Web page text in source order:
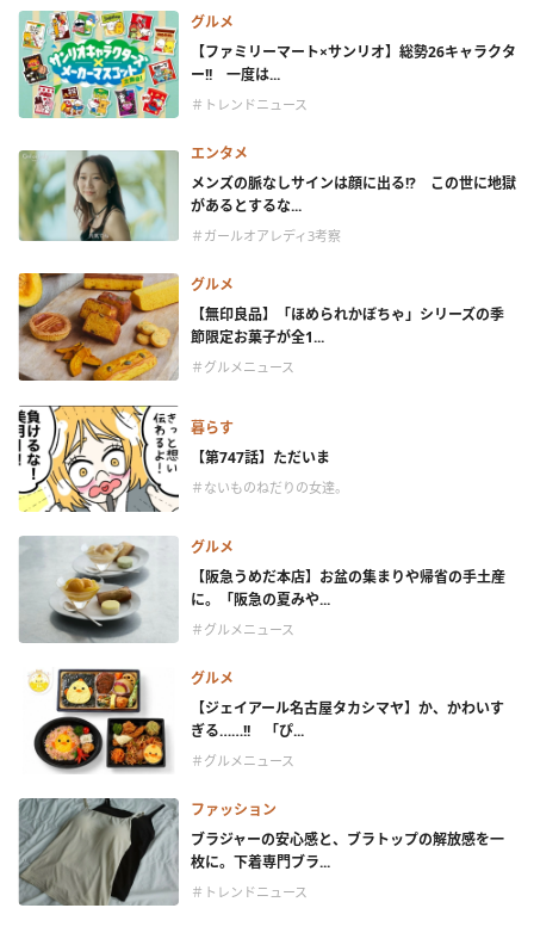
グルメ
【ファミリーマート×サンリオ】総勢26キャラクタ
ー!! 一度は...
＃トレンドニュース
エンタメ
メンズの脈なしサインは顔に出る!? この世に地獄
があるとするな...
＃ガールオアレディ3考察
グルメ
【無印良品】「ほめられかぼちゃ」シリーズの季
節限定お菓子が全1...
＃グルメニュース
暮らす
【第747話】ただいま
＃ないものねだりの女達。
グルメ
【阪急うめだ本店】お盆の集まりや帰省の手土産
に。「阪急の夏みや...
＃グルメニュース
グルメ
【ジェイアール名古屋タカシマヤ】か、かわいす
ぎる……!! 「ぴ...
＃グルメニュース
ファッション
ブラジャーの安心感と、ブラトップの解放感を一
枚に。下着専門ブラ...
＃トレンドニュース